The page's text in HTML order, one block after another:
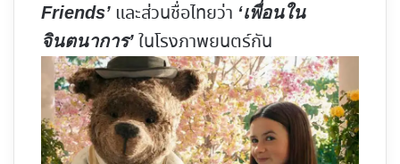
Friends’ และส่วนชื่อไทยว่า ‘เพื่อนใน
จินตนาการ’ ในโรงภาพยนตร์กัน